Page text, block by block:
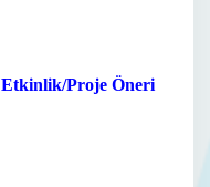
Etkinlik/Proje Öneri